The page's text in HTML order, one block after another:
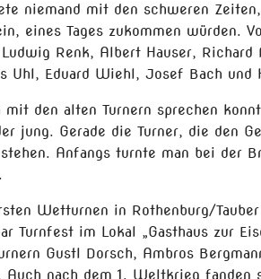
niemand mit den schweren
eines Tages zukommen würden.
Renk, Albert Hauser,
Uhl, Eduard Wiehl, Josef Bach und
den alten Turnern sprechen
jung. Gerade die Turner, die den
Anfangs turnte man bei der
Wetturnen in Rothenburg/
Turnfest im Lokal „Gasthaus zur
Gustl Dorsch, Ambros
nach dem 1. Weltkrieg fanden